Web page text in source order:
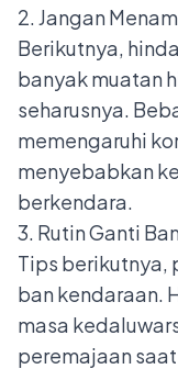
2. Jangan
Berikutnya,
banyak muatan
seharusnya.
memengaruhi
menyebabkan
berkendara.
3. Rutin Ganti
Tips berikutnya,
ban kendaraan.
masa
peremajaan